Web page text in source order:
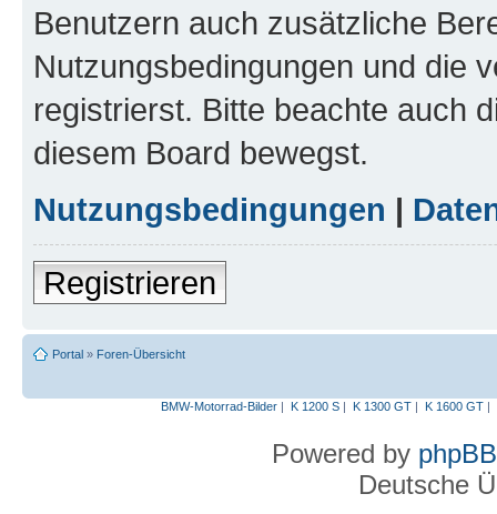
Benutzern auch zusätzliche
Nutzungsbedingungen und die
registrierst. Bitte beachte auch
diesem Board bewegst.
Nutzungsbedingungen |
Registrieren
Portal » Foren-Übersicht
BMW-Motorrad-Bilder| K 1200 S| K 1300 GT| K 1600 GT|
Powered by phpBB
Deutsche